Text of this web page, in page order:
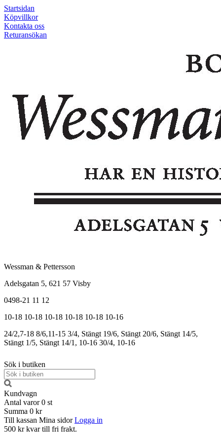
Startsidan
Köpvillkor
Kontakta oss
Returansökan
Wessman & Pettersson
Adelsgatan 5, 621 57 Visby
0498-21 11 12
10-18 10-18 10-18 10-18 10-18 10-16
24/2,7-18 8/6,11-15 3/4, Stängt 19/6, Stängt 20/6, Stängt 14/5,
Stängt 1/5, Stängt 14/1, 10-16 30/4, 10-16
Sök i butiken
Kundvagn
Antal varor 0 st
Summa 0 kr
Till kassan Mina sidor Logga in
500 kr kvar till fri frakt.